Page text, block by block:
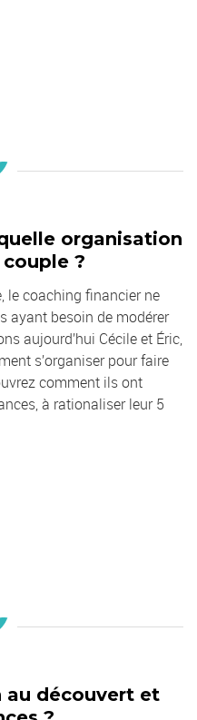
organisation
?
le coaching financier ne
ayant besoin de modérer
aujourd’hui Cécile et Éric,
s’organiser pour faire
comment ils ont
à rationaliser leur 5
découvert et